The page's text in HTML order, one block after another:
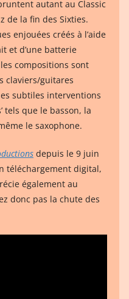
autant au Classic
de la fin des Sixties.
enjouées créés à l’aide
et d’une batterie
compositions sont
claviers/guitares
subtiles interventions
tels que le basson, la
le saxophone.
depuis le 9 juin
téléchargement digital,
également au
donc pas la chute des